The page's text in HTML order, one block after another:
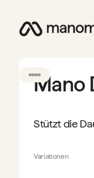
Mano
Stützt die
Variationen